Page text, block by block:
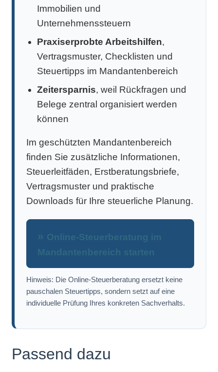
Immobilien und
Unternehmenssteuern
Praxiserprobte Arbeitshilfen,
Vertragsmuster, Checklisten und
Steuertipps im Mandantenbereich
Zeitersparnis, weil Rückfragen und
Belege zentral organisiert werden
können
Im geschützten Mandantenbereich
finden Sie zusätzliche Informationen,
Steuerleitfäden, Erstberatungsbriefe,
Vertragsmuster und praktische
Downloads für Ihre steuerliche Planung.
Online-Steuerberatung im
Mandantenbereich starten
Hinweis: Die Online-Steuerberatung ersetzt keine
pauschalen Steuertipps, sondern setzt auf eine
individuelle Prüfung Ihres konkreten Sachverhalts.
Passend dazu